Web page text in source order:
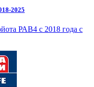
2025
РАВ4 с 2018 года с